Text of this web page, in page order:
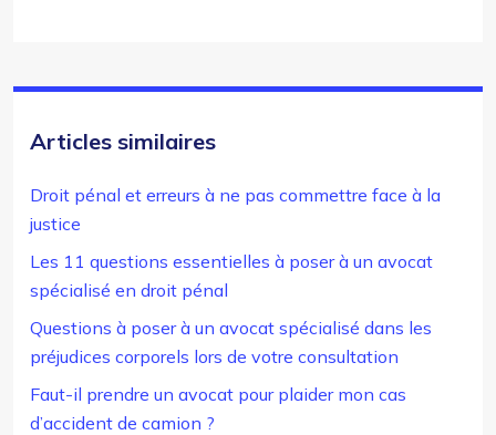
Articles similaires
Droit pénal et erreurs à ne pas commettre face à la
justice
Les 11 questions essentielles à poser à un avocat
spécialisé en droit pénal
Questions à poser à un avocat spécialisé dans les
préjudices corporels lors de votre consultation
Faut-il prendre un avocat pour plaider mon cas
d’accident de camion ?